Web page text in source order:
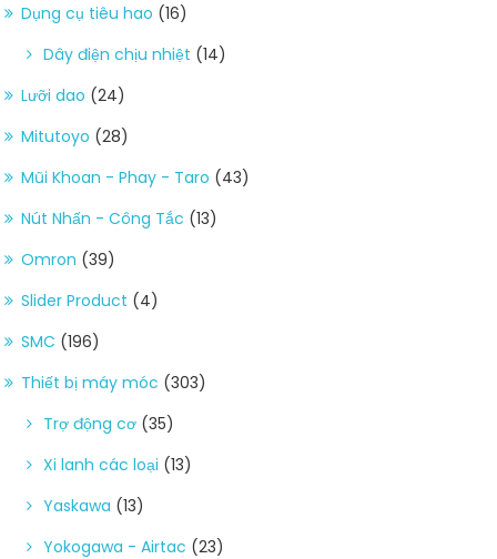
Dụng cụ tiêu hao (16)
Dây điện chịu nhiệt (14)
Lưỡi dao (24)
Mitutoyo (28)
Mũi Khoan - Phay - Taro (43)
Nút Nhấn - Công Tắc (13)
Omron (39)
Slider Product (4)
SMC (196)
Thiết bị máy móc (303)
Trợ động cơ (35)
Xi lanh các loại (13)
Yaskawa (13)
Yokogawa - Airtac (23)